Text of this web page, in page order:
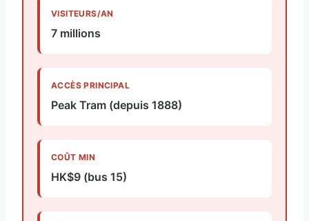
VISITEURS/AN
7 millions
ACCÈS PRINCIPAL
Peak Tram (depuis 1888)
COÛT MIN
HK$9 (bus 15)